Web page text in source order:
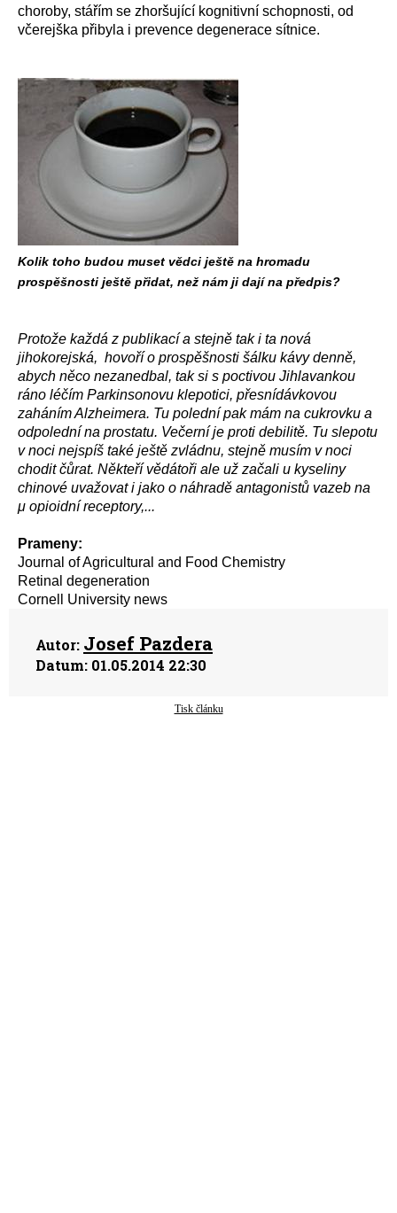
choroby, stářím se zhoršující kognitivní schopnosti, od
včerejška přibyla i prevence degenerace sítnice.
Kolik toho budou muset vědci ještě na hromadu
prospěšnosti ještě přidat, než nám ji dají na předpis?
Protože každá z publikací a stejně tak i ta nová
jihokorejská, hovoří o prospěšnosti šálku kávy denně,
abych něco nezanedbal, tak si s poctivou Jihlavankou
ráno léčím Parkinsonovu klepotici, přesnídávkovou
zaháním Alzheimera. Tu polední pak mám na cukrovku a
odpolední na prostatu. Večerní je proti debilitě. Tu slepotu
v noci nejspíš také ještě zvládnu, stejně musím v noci
chodit čůrat. Někteří vědátoři ale už začali u kyseliny
chinové uvažovat i jako o náhradě antagonistů vazeb na
μ opioidní receptory,...
Prameny:
Journal of Agricultural and Food Chemistry
Retinal degeneration
Cornell University news
Autor: Josef Pazdera
Datum: 01.05.2014 22:30
Tisk článku